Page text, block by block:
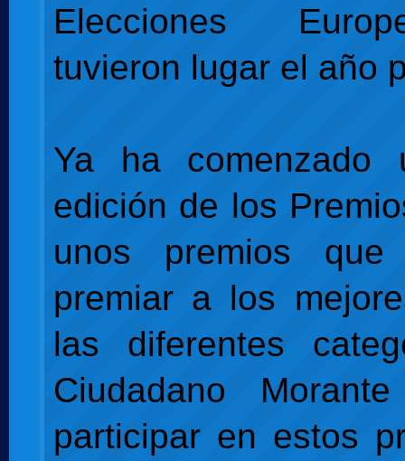
Elecciones
tuvieron lugar el año
Ya ha comenzado
edición de los
unos premios
premiar a los
las diferentes
Ciudadano
participar en estos